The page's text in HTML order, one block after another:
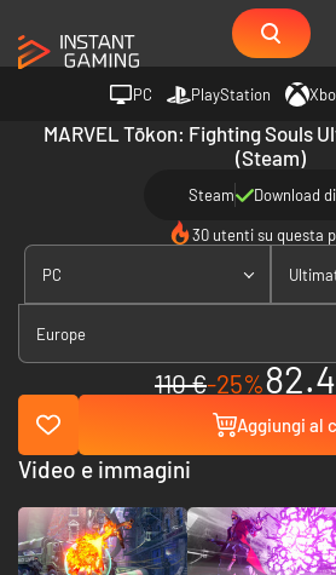
PC PlayStation
MARVEL Tōkon: Fighting Souls
(Steam)
Steam Download
30 utenti su questa
PC
Europe
110 €-25%
Aggiungi al
Video e immagini